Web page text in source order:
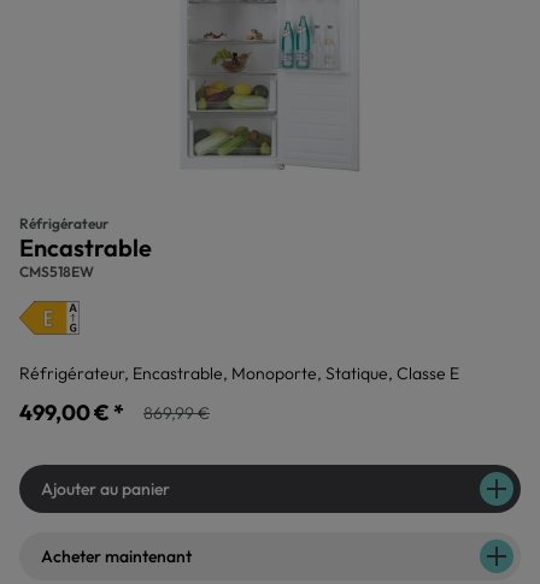
Réfrigérateur
Encastrable
CMS518EW
Réfrigérateur, Encastrable, Monoporte, Statique, Classe E
499,00 € * 869,99 €
Ajouter au panier
Acheter maintenant